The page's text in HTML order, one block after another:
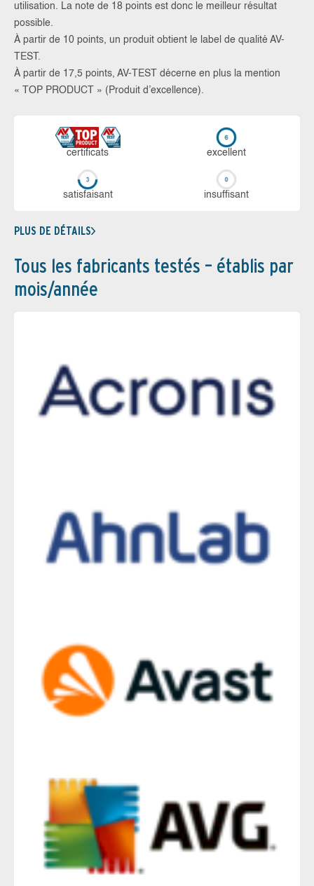
utilisation. La note de 18 points est donc le meilleur résultat
possible.
À partir de 10 points, un produit obtient le label de qualité AV-
TEST.
À partir de 17,5 points, AV-TEST décerne en plus la mention
« TOP PRODUCT » (Produit d’excellence).
certi­ficats ex­cellent
sa­tis­fai­sant in­suf­fi­sant
PLUS DE DÉTAILS
Tous les fabricants testés – établis par
mois/année